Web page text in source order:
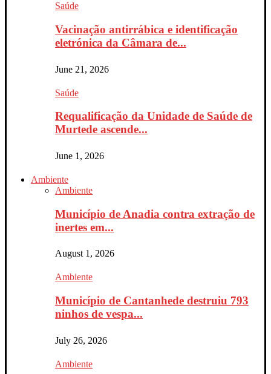
Saúde
Vacinação antirrábica e identificação
eletrónica da Câmara de...
June 21, 2026
Saúde
Requalificação da Unidade de Saúde de
Murtede ascende...
June 1, 2026
Ambiente
Ambiente
Município de Anadia contra extração de
inertes em...
August 1, 2026
Ambiente
Município de Cantanhede destruiu 793
ninhos de vespa...
July 26, 2026
Ambiente